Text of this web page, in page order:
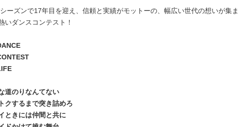
ーズンで17年目を迎え、信頼と実績がモットーの、幅広い世代の想いが集ま
いダンスコンテスト！
道のりなんてない
クするまで突き詰めろ
ときには仲間と共に